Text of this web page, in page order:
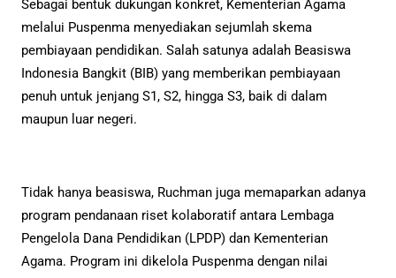
Sebagai bentuk dukungan konkret, Kementerian Agama
melalui Puspenma menyediakan sejumlah skema
pembiayaan pendidikan. Salah satunya adalah Beasiswa
Indonesia Bangkit (BIB) yang memberikan pembiayaan
penuh untuk jenjang S1, S2, hingga S3, baik di dalam
maupun luar negeri.
Tidak hanya beasiswa, Ruchman juga memaparkan adanya
program pendanaan riset kolaboratif antara Lembaga
Pengelola Dana Pendidikan (LPDP) dan Kementerian
Agama. Program ini dikelola Puspenma dengan nilai